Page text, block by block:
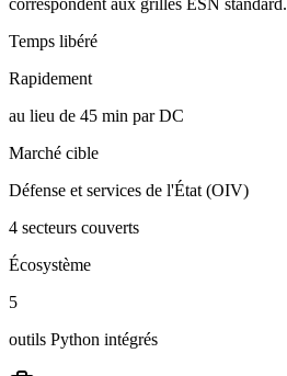
Temps libéré
Rapidement
au lieu de 45 min par DC
Marché cible
Défense et services de l'État (OIV)
4 secteurs couverts
Écosystème
5
outils Python intégrés